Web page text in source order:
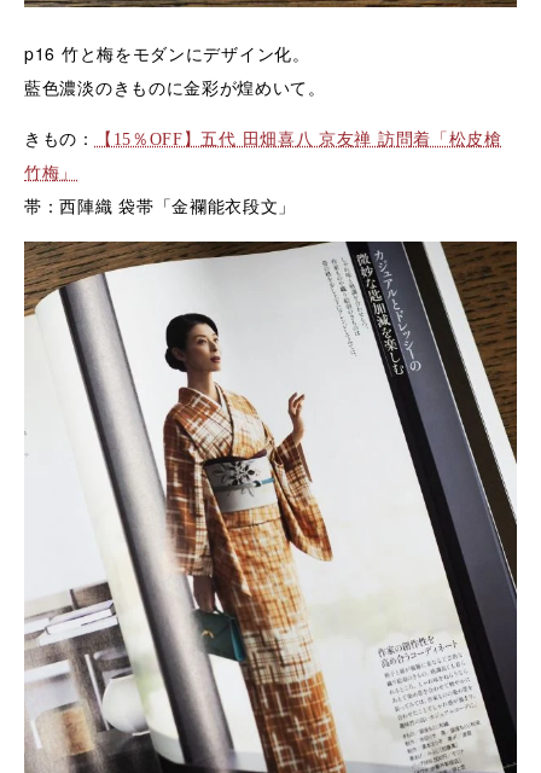
p16 竹と梅をモダンにデザイン化。
藍色濃淡のきものに金彩が煌めいて。
きもの：
【15％OFF】五代 田畑喜八 京友禅 訪問着「松皮槍
竹梅」
帯：西陣織 袋帯「金襴能衣段文」